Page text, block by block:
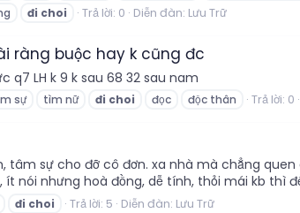
đi choi Trả lời: 0 Diễn đàn: Lưu Trữ
ràng buộc hay k cũng đc
LH k 9 k sau 68 32 sau nam
sự tìm nữ đi choi đọc độc thân Trả lời: 0
sự cho đỡ cô đơn. xa nhà mà chẳng
nói nhưng hoà đồng, dễ tính, thỏi mái kb thì
đi choi Trả lời: 5 Diễn đàn: Lưu Trữ